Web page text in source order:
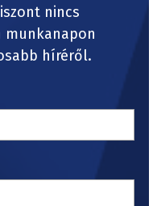
nincs
munkanapon
híréről.